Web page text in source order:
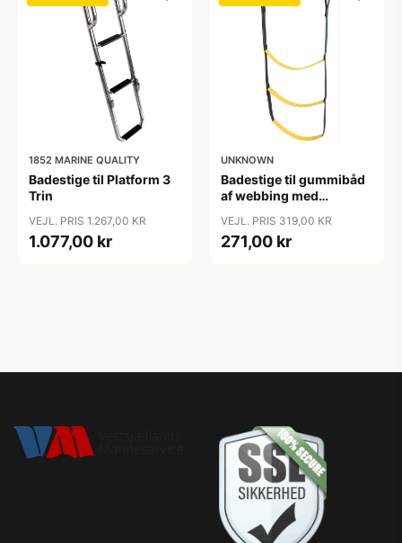
1852 MARINE QUALITY
Badestige til Platform 3
Trin
VEJL. PRIS 1.267,00 KR
1.077,00 kr
UNKNOWN
Badestige til gummibåd
af webbing med
VEJL. PRIS 319,00 KR
271,00 kr